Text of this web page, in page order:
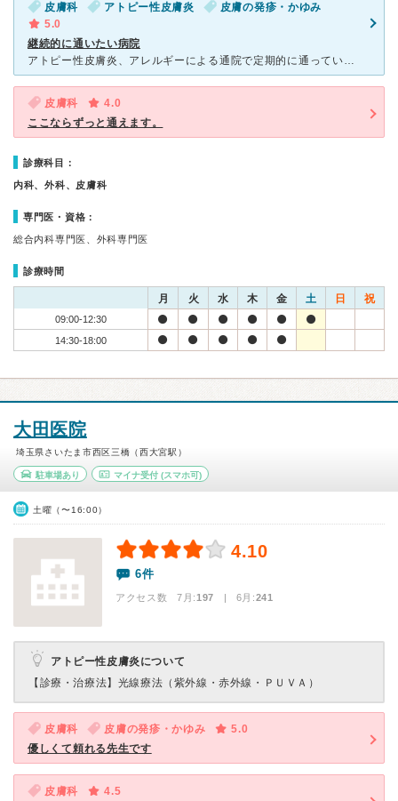
皮膚科 アトピー性皮膚炎
皮膚の発疹・かゆみ
5.0
継続的に通いたい病院
アトピー性皮膚炎、アレルギーによる通院で定期的に通っています。アトピー性皮膚炎は、季節や体調の変化により皮膚症状の良い時悪い時の波があり、症状も微妙に変わります。 しかし、先生はその都度皮膚症状に合
皮膚科
4.0
ここならずっと通えます。
診療科目：
内科、外科、皮膚科
専門医・資格：
総合内科専門医、外科専門医
診療時間
月 火 水 木 金 土 日 祝
09:00-12:30
14:30-18:00
大田医院
埼玉県さいたま市西区三橋（西大宮駅）
駐車場あり マイナ受付(スマホ可)
土曜（〜16:00）
4.10
6件
アクセス数 7月:197 | 6月:241
アトピー性皮膚炎について
【診療・治療法】 光線療法（紫外線・赤外線・ＰＵＶＡ）
皮膚科 皮膚の発疹・かゆみ
5.0
優しくて頼れる先生です
皮膚科
4.5